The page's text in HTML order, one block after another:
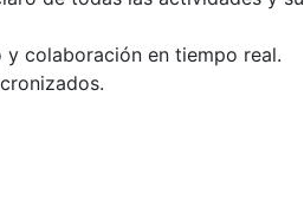
colaboración en tiempo real.